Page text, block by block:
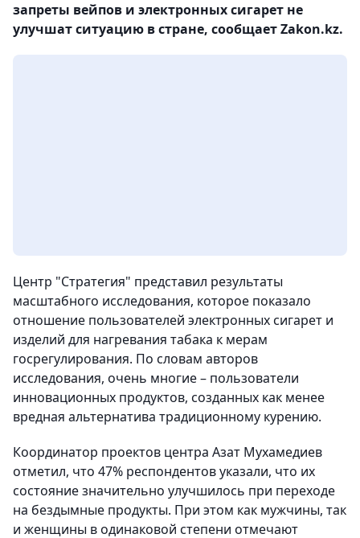
запреты вейпов и электронных сигарет не
улучшат ситуацию в стране, сообщает Zakon.kz.
Центр "Стратегия" представил результаты
масштабного исследования, которое показало
отношение пользователей электронных сигарет и
изделий для нагревания табака к мерам
госрегулирования. По словам авторов
исследования, очень многие – пользователи
инновационных продуктов, созданных как менее
вредная альтернатива традиционному курению.
Координатор проектов центра Азат Мухамедиев
отметил, что 47% респондентов указали, что их
состояние значительно улучшилось при переходе
на бездымные продукты. При этом как мужчины, так
и женщины в одинаковой степени отмечают